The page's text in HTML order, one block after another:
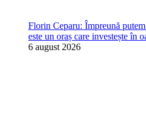
Florin Ceparu: Împreună
este un oraș care investește în
6 august 2026